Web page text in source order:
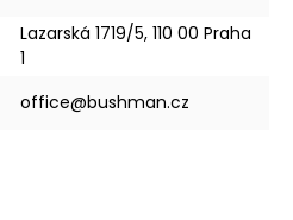
Lazarská 1719/5, 110 00 Praha
1
office@bushman.cz